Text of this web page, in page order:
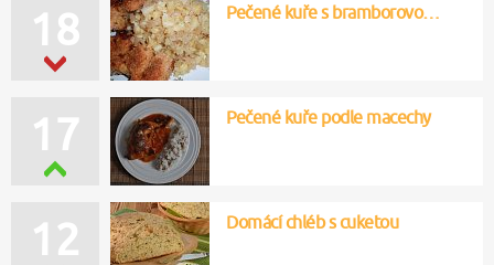
18 Pečené kuře s bramborovo…
12 Domácí chléb s cuketou
17 Pečené kuře podle macechy